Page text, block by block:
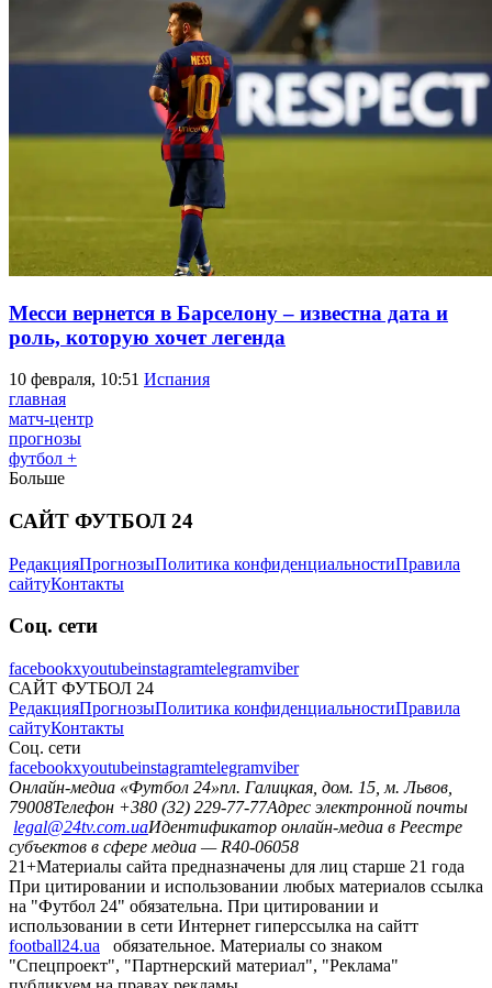
Месси вернется в Барселону – известна дата и
роль, которую хочет легенда
10 февраля, 10:51 Испания
главная
матч-центр
прогнозы
футбол +
Больше
САЙТ ФУТБОЛ 24
РедакцияПрогнозыПолитика конфиденциальностиПравила
сайтуКонтакты
Соц. сети
facebookxyoutubeinstagramtelegramviber
САЙТ ФУТБОЛ 24
РедакцияПрогнозыПолитика конфиденциальностиПравила
сайтуКонтакты
Соц. сети
facebookxyoutubeinstagramtelegramviber
Онлайн-медиа «Футбол 24»пл. Галицкая, дом. 15, м. Львов,
79008Телефон +380 (32) 229-77-77Адрес электронной почты
legal@24tv.com.uaИдентификатор онлайн-медиа в Реестре
субъектов в сфере медиа — R40-06058
21+Материалы сайта предназначены для лиц старше 21 года
При цитировании и использовании любых материалов ссылка
на "Футбол 24" обязательна. При цитировании и
использовании в сети Интернет гиперссылка на сайтт
football24.ua
обязательное. Материалы со знаком
"Спецпроект", "Партнерский материал", "Реклама"